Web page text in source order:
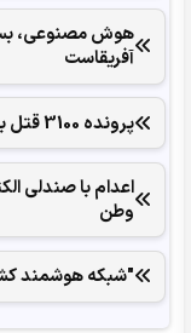
آفریقاست
پرونده 3100 قتل به صلح و سازش ختم شد
اعدام با صندلی
وطن
"شبکه هوشمند